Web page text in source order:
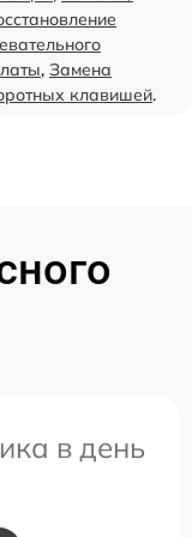
, Замена
клавишей.
в день